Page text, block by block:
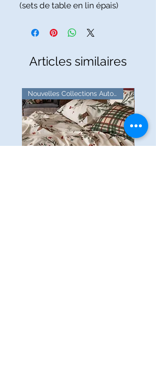
(sets de table en lin épais)
Articles similaires
Nouvelles Collections Automne